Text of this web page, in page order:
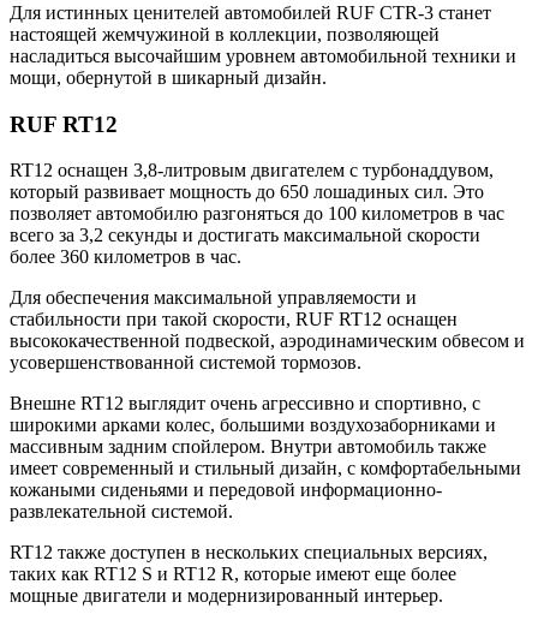
Для истинных ценителей автомобилей RUF CTR-3 станет
настоящей жемчужиной в коллекции, позволяющей
насладиться высочайшим уровнем автомобильной техники и
мощи, обернутой в шикарный дизайн.
RUF RT12
RT12 оснащен 3,8-литровым двигателем с турбонаддувом,
который развивает мощность до 650 лошадиных сил. Это
позволяет автомобилю разгоняться до 100 километров в час
всего за 3,2 секунды и достигать максимальной скорости
более 360 километров в час.
Для обеспечения максимальной управляемости и
стабильности при такой скорости, RUF RT12 оснащен
высококачественной подвеской, аэродинамическим обвесом и
усовершенствованной системой тормозов.
Внешне RT12 выглядит очень агрессивно и спортивно, с
широкими арками колес, большими воздухозаборниками и
массивным задним спойлером. Внутри автомобиль также
имеет современный и стильный дизайн, с комфортабельными
кожаными сиденьями и передовой информационно-
развлекательной системой.
RT12 также доступен в нескольких специальных версиях,
таких как RT12 S и RT12 R, которые имеют еще более
мощные двигатели и модернизированный интерьер.